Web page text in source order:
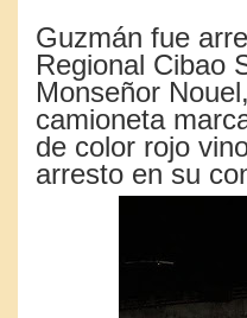
Guzmán fue
Regional Cibao
Monseñor
camioneta
de color rojo
arresto en su